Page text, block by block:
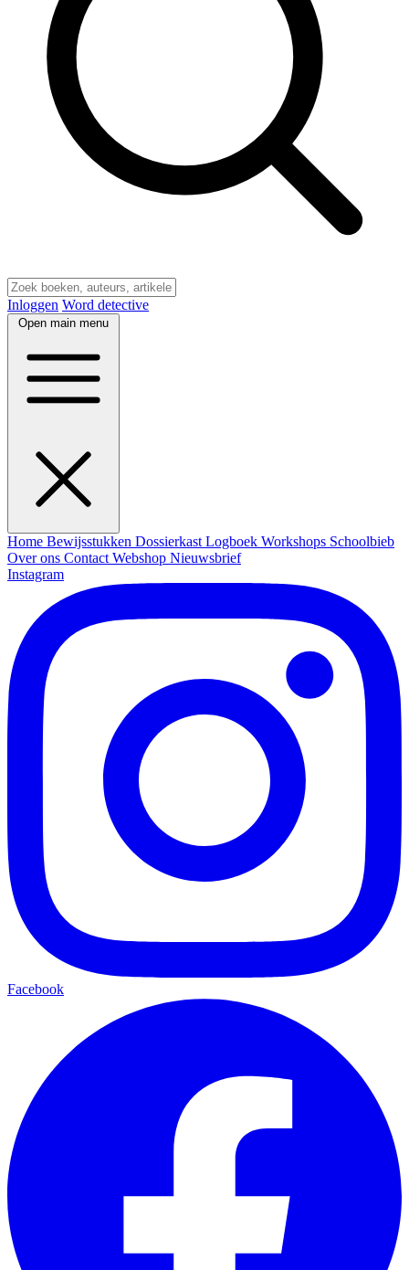
Inloggen Word detective
Open main menu
Home Bewijsstukken Dossierkast Logboek Workshops Schoolbieb
Over ons Contact Webshop Nieuwsbrief
Instagram
Facebook